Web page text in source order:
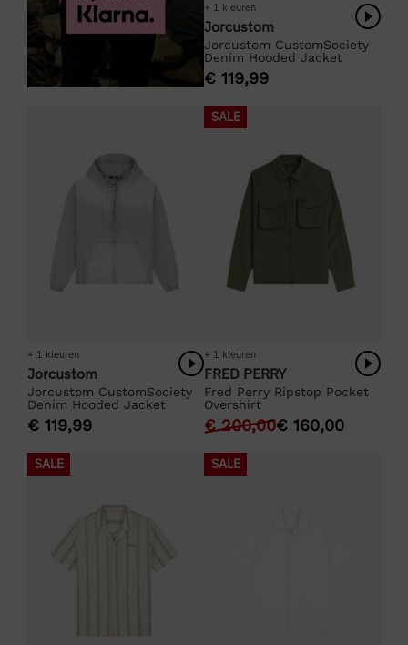
+ 1 kleuren
Jorcustom
Jorcustom CustomSociety
Denim Hooded Jacket
€ 119,99
+ 1 kleuren
Jorcustom
Jorcustom CustomSociety
Denim Hooded Jacket
€ 119,99
SALE
+ 1 kleuren
FRED PERRY
Fred Perry Ripstop Pocket
Overshirt
€200,00€ 160,00
SALE SALE